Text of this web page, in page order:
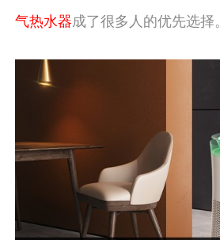
气热水器成了很多人的优先选择。